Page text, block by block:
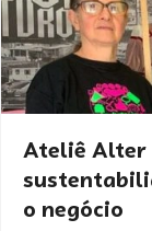
Ateliê Alter
o negócio